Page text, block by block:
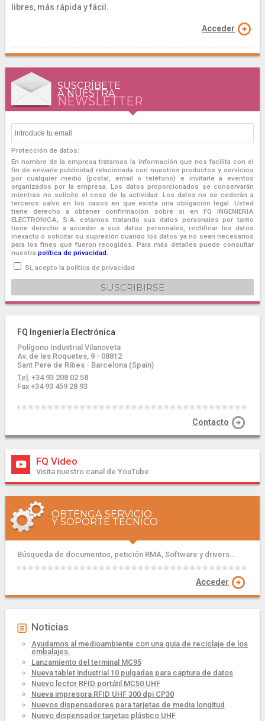
libres, más rápida y fácil.
Acceder
SUSCRÍBETE
A NUESTRA
NEWSLETTER
Protección de datos:
En nombre de la empresa tratamos la información que nos facilita con el
fin de enviarle publicidad relacionada con nuestros productos y servicios
por cualquier medio (postal, email o teléfono) e invitarle a eventos
organizados por la empresa. Los datos proporcionados se conservarán
mientras no solicite el cese de la actividad. Los datos no se cederán a
terceros salvo en los casos en que exista una obligación legal. Usted
tiene derecho a obtener confirmación sobre si en FQ INGENIERIA
ELECTRONICA, S.A. estamos tratando sus datos personales por tanto
tiene derecho a acceder a sus datos personales, rectificar los datos
inexacto o solicitar su supresión cuando los datos ya no sean necesarios
para los fines que fueron recogidos. Para más detalles puede consultar
nuestra política de privacidad.
Sí, acepto la política de privacidad
FQ Ingeniería Electrónica
Polígono Industrial Vilanoveta
Av. de les Roquetes, 9 - 08812
Sant Pere de Ribes - Barcelona (Spain)
Tel.+34 93 208 02 58
Fax +34 93 459 28 93
Contacto
FQ Video
Visita nuestro canal de YouTube
OBTENGA SERVICIO
Y SOPORTE TÉCNICO
Búsqueda de documentos, petición RMA, Software y drivers...
Acceder
Noticias
Ayudamos al medioambiente con una guia de reciclaje de los
embalajes.
Lanzamiento del terminal MC95
Nueva tablet industrial 10 pulgadas para captura de datos
Nuevo lector RFID portátil MC50 UHF
Nueva impresora RFID UHF 300 dpi CP30
Nuevos dispensadores para tarjetas de media longitud
Nuevo dispensador tarjetas plástico UHF